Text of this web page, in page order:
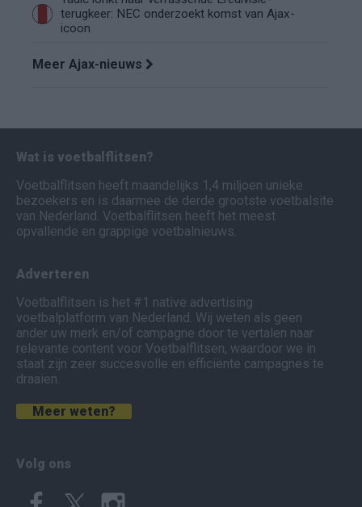
terugkeer: NEC onderzoekt komst van Ajax-
icoon
Meer Ajax-nieuws
Wat is voetbalflitsen?
Voetbalflitsen heeft maandelijks 1,4 miljoen unieke
bezoekers en is daarmee de derde grootste voetbalsite
van Nederland. Voetbalflitsen heeft het meest
opvallende en grappige voetbalnieuws.
Adverteren
Voetbalflitsen is het #1 native advertising
voetbalplatform van Nederland. Wij weten als geen
ander uw merk en/of campagne door te vertalen naar
relevante content voor Voetbalflitsen, waardoor we in
staat zijn zeer succesvolle en efficiënte campagnes te
draaien.
Meer weten?
Volg ons